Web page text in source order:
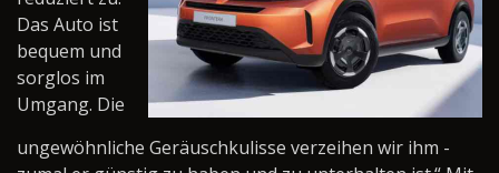
Das Auto ist
bequem und
sorglos im
Umgang. Die
ungewöhnliche Geräuschkulisse verzeihen wir ihm -